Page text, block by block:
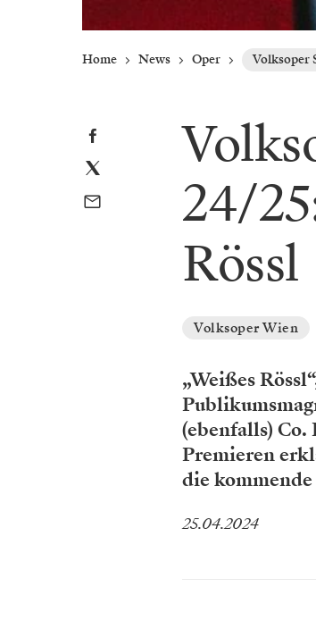
Home News Oper Volksoper
24/
Rössl
Volksoper Wien
„Weißes
(ebenfalls)
Premieren
die kommende
25.04.2024